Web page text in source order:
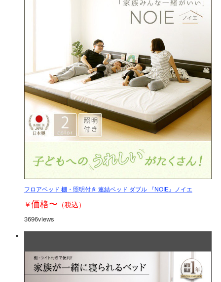
フロアベッド 棚・照明付き 連結ベッド ダブル 『NOIE』ノイエ
￥価格〜 （税込）
3696views